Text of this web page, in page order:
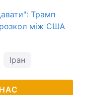
Трамп
розкол між США
Іран